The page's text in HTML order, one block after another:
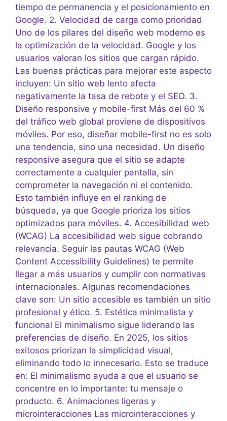
tiempo de permanencia y el posicionamiento en
Google. 2. Velocidad de carga como prioridad
Uno de los pilares del diseño web moderno es
la optimización de la velocidad. Google y los
usuarios valoran los sitios que cargan rápido.
Las buenas prácticas para mejorar este aspecto
incluyen: Un sitio web lento afecta
negativamente la tasa de rebote y el SEO. 3.
Diseño responsive y mobile-first Más del 60 %
del tráfico web global proviene de dispositivos
móviles. Por eso, diseñar mobile-first no es solo
una tendencia, sino una necesidad. Un diseño
responsive asegura que el sitio se adapte
correctamente a cualquier pantalla, sin
comprometer la navegación ni el contenido.
Esto también influye en el ranking de
búsqueda, ya que Google prioriza los sitios
optimizados para móviles. 4. Accesibilidad web
(WCAG) La accesibilidad web sigue cobrando
relevancia. Seguir las pautas WCAG (Web
Content Accessibility Guidelines) te permite
llegar a más usuarios y cumplir con normativas
internacionales. Algunas recomendaciones
clave son: Un sitio accesible es también un sitio
profesional y ético. 5. Estética minimalista y
funcional El minimalismo sigue liderando las
preferencias de diseño. En 2025, los sitios
exitosos priorizan la simplicidad visual,
eliminando todo lo innecesario. Esto se traduce
en: El minimalismo ayuda a que el usuario se
concentre en lo importante: tu mensaje o
producto. 6. Animaciones ligeras y
microinteracciones Las microinteracciones y